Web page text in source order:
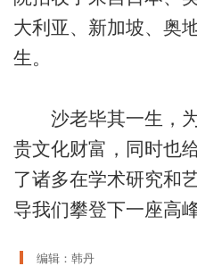
大利亚、新加坡、奥
生。
沙老毕其一生，为
贵文化财富，同时也
了诸多在学术研究和
导我们攀登下一座高峰
编辑：韩丹